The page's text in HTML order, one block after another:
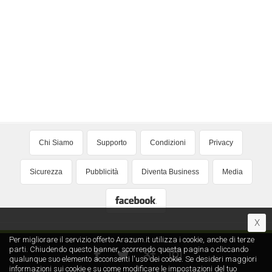
Chi Siamo Supporto Condizioni Privacy
Sicurezza Pubblicità Diventa Business Media
Per migliorare il servizio offerto Arazum.it utilizza i cookie, anche di terze
parti. Chiudendo questo banner, scorrendo questa pagina o cliccando
qualunque suo elemento acconsenti l′uso dei cookie. Se desideri maggiori
informazioni sui cookie e su come modificare le impostazioni del tuo
X